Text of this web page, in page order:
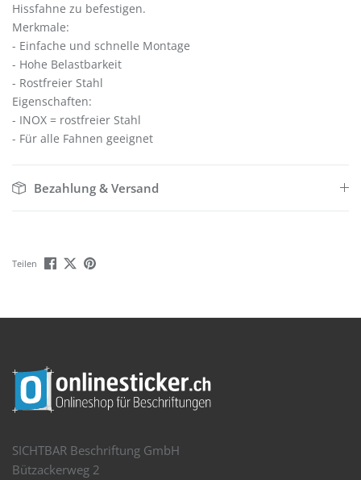
Hissfahne zu befestigen.
Merkmale:
- Einfache und schnelle Montage
- Hohe Belastbarkeit
- Rostfreier Stahl
Eigenschaften:
- INOX = rostfreier Stahl
- Für alle Fahnen geeignet
Bezahlung & Versand
Teilen
SICHTBAR Beschriftung GmbH
Bützackerweg 2